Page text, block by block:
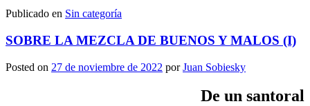
Publicado en Sin categoría
SOBRE LA MEZCLA DE BUENOS Y MALOS (I)
Posted on 27 de noviembre de 2022 porJuan Sobiesky
De un santoral